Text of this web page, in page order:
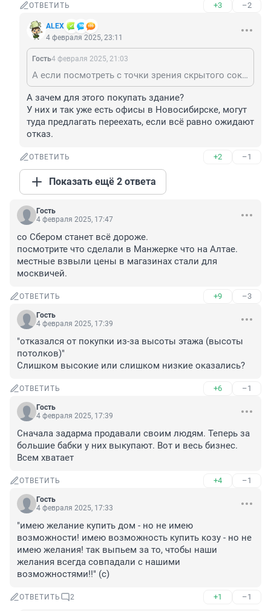
ОТВЕТИТЬ +3 –2
ALЕX
4 февраля 2025, 23:11
Гость4 февраля 2025, 21:03
А если посмотреть с точки зрения скрытого сокращения? Зачем выплачивать компенсации, если можно предложить москичу релоцироваться в Сибирь?
А зачем для этого покупать здание?
У них и так уже есть офисы в Новосибирске, могут
туда предлагать переехать, если всё равно ожидают
отказ.
ОТВЕТИТЬ +2 –1
Показать ещё 2 ответа
Гость
4 февраля 2025, 17:47
со Сбером станет всё дороже.
посмотрите что сделали в Манжерке что на Алтае.
местные взвыли цены в магазинах стали для
москвичей.
ОТВЕТИТЬ +9 –3
Гость
4 февраля 2025, 17:39
"отказался от покупки из-за высоты этажа (высоты
потолков)"
Слишком высокие или слишком низкие оказались?
ОТВЕТИТЬ +6 –1
Гость
4 февраля 2025, 17:39
Сначала задарма продавали своим людям. Теперь за
большие бабки у них выкупают. Вот и весь бизнес.
Всем хватает
ОТВЕТИТЬ +4 –1
Гость
4 февраля 2025, 17:33
"имею желание купить дом - но не имею
возможности! имею возможность купить козу - но не
имею желания! так выпьем за то, чтобы наши
желания всегда совпадали с нашими
возможностями!!" (с)
ОТВЕТИТЬ 2 +1 –1